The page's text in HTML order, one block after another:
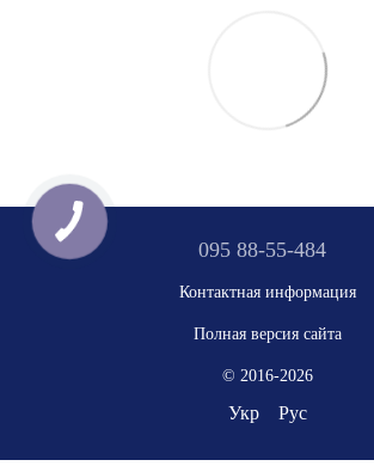
095 88-55-484
Контактная информация
Полная версия сайта
© 2016-2026
Укр Рус